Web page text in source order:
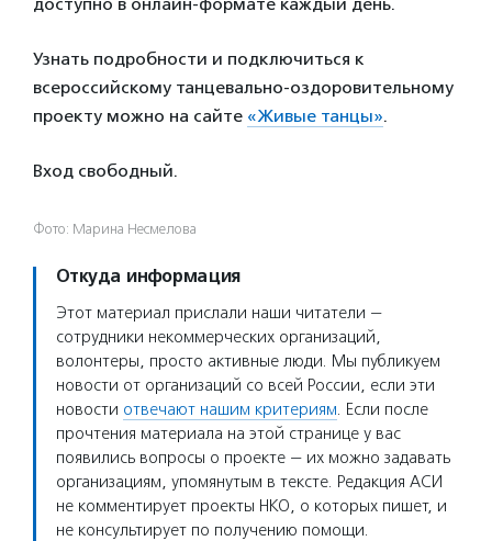
Узнать подробности и подключиться к
всероссийскому танцевально-оздоровительному
проекту можно на сайте «Живые танцы».
Вход свободный.
Фото: Марина Несмелова
Откуда информация
Этот материал прислали наши читатели —
сотрудники некоммерческих организаций,
волонтеры, просто активные люди. Мы публикуем
новости от организаций со всей России, если эти
новости отвечают нашим критериям. Если после
прочтения материала на этой странице у вас
появились вопросы о проекте — их можно задавать
организациям, упомянутым в тексте. Редакция АСИ
не комментирует проекты НКО, о которых пишет, и
не консультирует по получению помощи.